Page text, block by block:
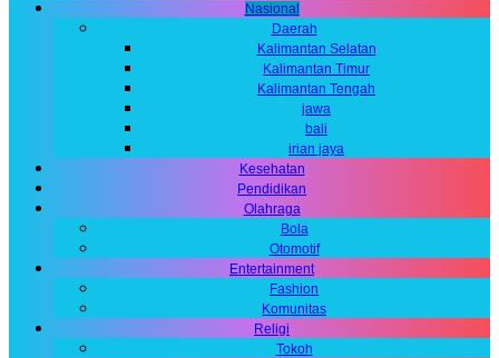
Nasional
Daerah
Kalimantan Selatan
Kalimantan Timur
Kalimantan Tengah
jawa
bali
irian jaya
Kesehatan
Pendidikan
Olahraga
Bola
Otomotif
Entertainment
Fashion
Komunitas
Religi
Tokoh